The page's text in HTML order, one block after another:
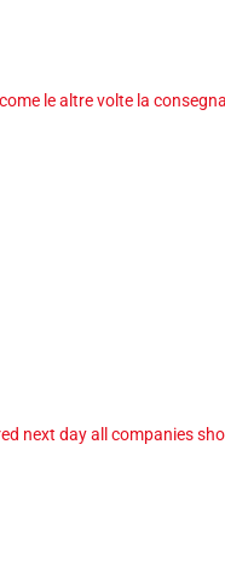
le altre volte la
next day all companies